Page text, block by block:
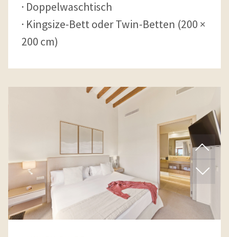
Doppelwaschtisch
Kingsize-Bett oder Twin-Betten (200 ×
200 cm)